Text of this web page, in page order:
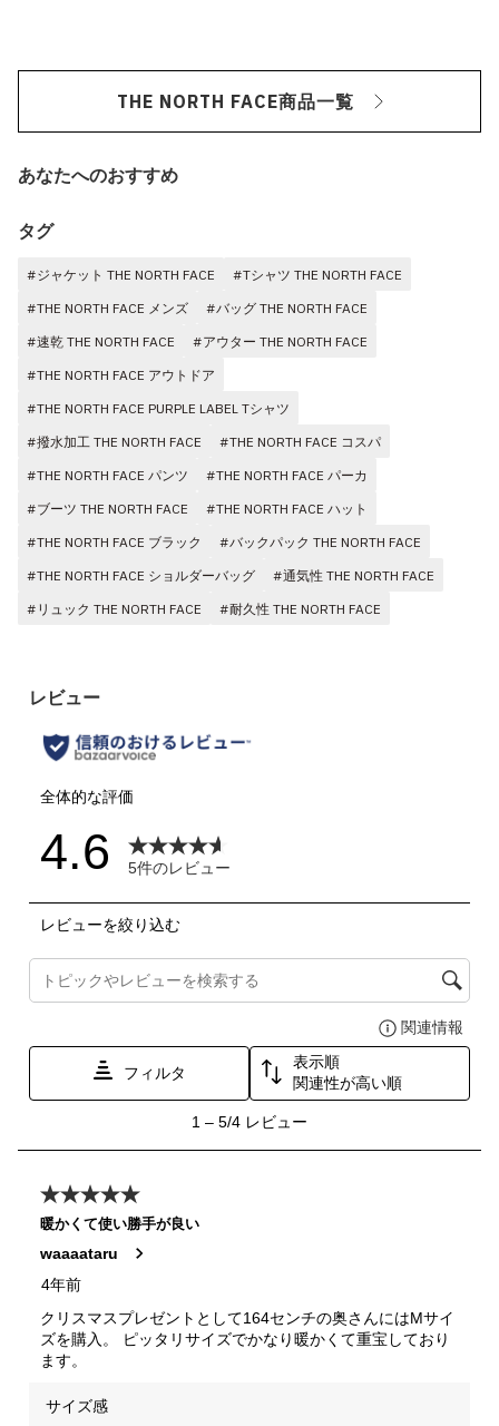
THE NORTH FACE商品一覧
あなたへのおすすめ
タグ
#ジャケット THE NORTH FACE
#Tシャツ THE NORTH FACE
#THE NORTH FACE メンズ
#バッグ THE NORTH FACE
#速乾 THE NORTH FACE
#アウター THE NORTH FACE
#THE NORTH FACE アウトドア
#THE NORTH FACE PURPLE LABEL Tシャツ
#撥水加工 THE NORTH FACE
#THE NORTH FACE コスパ
#THE NORTH FACE パンツ
#THE NORTH FACE パーカ
#ブーツ THE NORTH FACE
#THE NORTH FACE ハット
#THE NORTH FACE ブラック
#バックパック THE NORTH FACE
#THE NORTH FACE ショルダーバッグ
#通気性 THE NORTH FACE
#リュック THE NORTH FACE
#耐久性 THE NORTH FACE